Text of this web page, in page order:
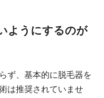
ようにするのが
ず、基本的に脱毛器を
は推奨されていませ